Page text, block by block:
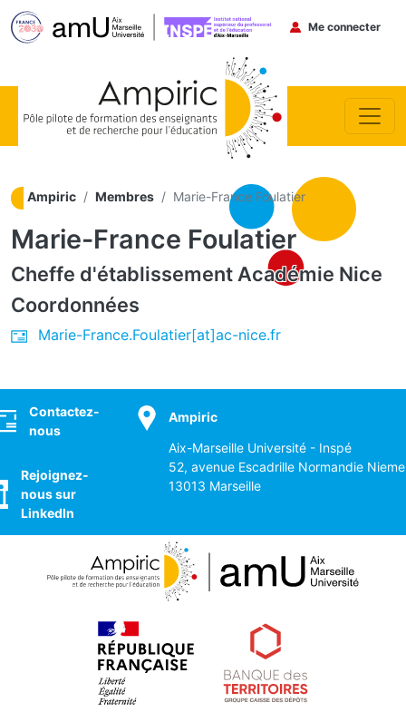
Menu du
Me connecter
Ampiric Membres Marie-France Foulatier
Marie-France Foulatier
Cheffe d'établissement Académie Nice
Coordonnées
Marie-France.Foulatier[at]ac-nice.fr
Contactez-
nous
Rejoignez-
nous sur
LinkedIn
Ampiric
Aix-Marseille Université - Inspé
52, avenue Escadrille Normandie
13013 Marseille